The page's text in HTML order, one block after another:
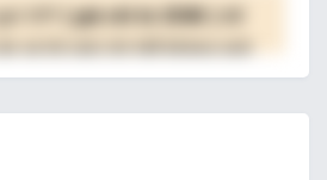
( giá chỉ từ 250K )